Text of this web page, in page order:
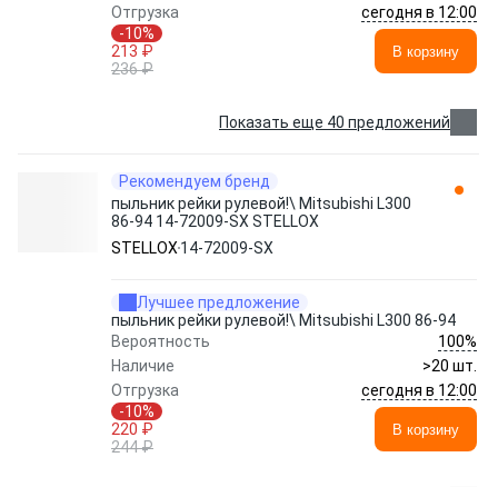
Отгрузка
сегодня в 12:00
-10%
213 ₽
236 ₽
В корзину
Показать еще 40 предложений
Рекомендуем бренд
пыльник рейки рулевой!\ Mitsubishi L300
86-94 14-72009-SX STELLOX
STELLOX 14-72009-SX
Лучшее предложение
пыльник рейки рулевой!\ Mitsubishi L300 86-94
Вероятность
100%
Наличие
>20 шт.
Отгрузка
сегодня в 12:00
-10%
220 ₽
244 ₽
В корзину